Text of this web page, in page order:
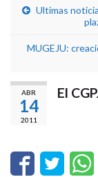
Ultimas
MUGEJU:
ABR
14
2011
El